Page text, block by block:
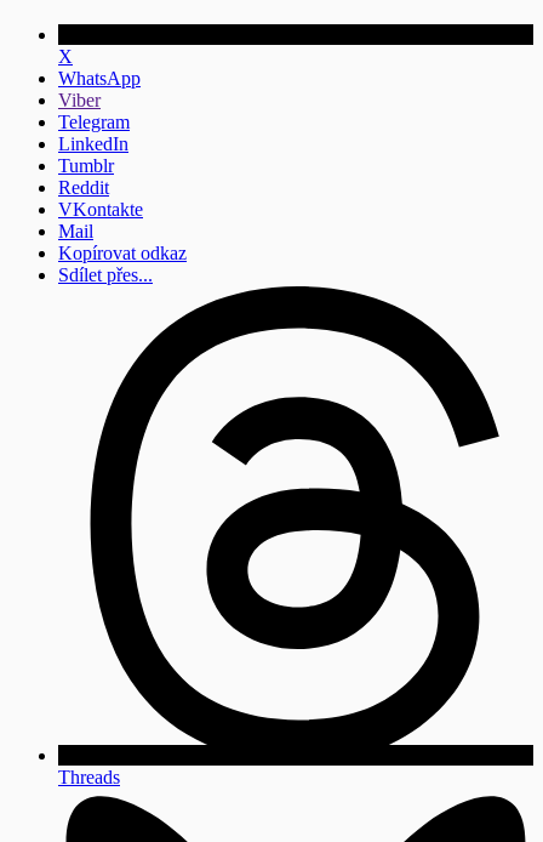
X
WhatsApp
Viber
Telegram
LinkedIn
Tumblr
Reddit
VKontakte
Mail
Kopírovat odkaz
Sdílet přes...
Threads